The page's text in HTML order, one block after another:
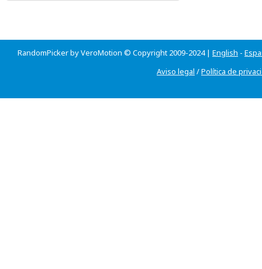
RandomPicker by VeroMotion © Copyright 2009-2024 | English -
Aviso legal /Política de